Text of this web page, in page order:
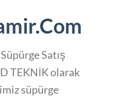
Satış
TEKNİK olarak
süpürge